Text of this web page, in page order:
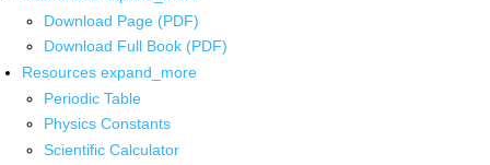
Download Page (PDF)
Download Full Book (PDF)
Resources expand_more
Periodic Table
Physics Constants
Scientific Calculator